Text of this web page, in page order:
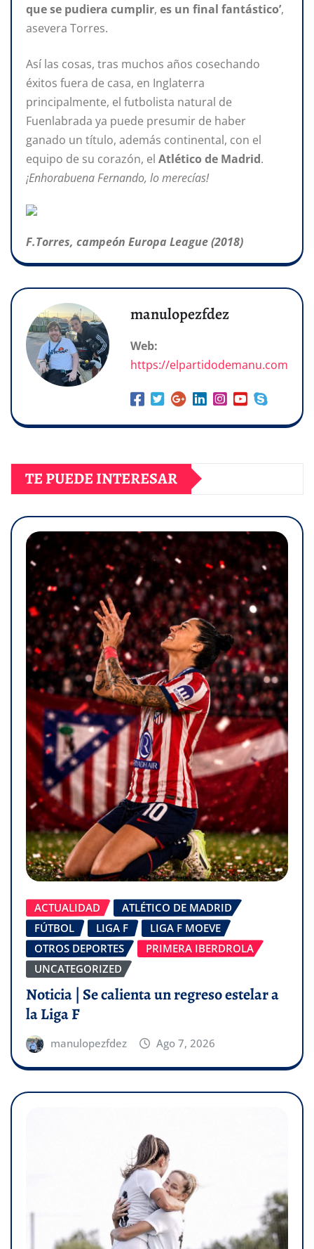
que se pudiera cumplir, es un final fantástico’,
asevera Torres.
Así las cosas, tras muchos años cosechando
éxitos fuera de casa, en Inglaterra
principalmente, el futbolista natural de
Fuenlabrada ya puede presumir de haber
ganado un título, además continental, con el
equipo de su corazón, el Atlético de Madrid.
¡Enhorabuena Fernando, lo merecías!
F.Torres, campeón Europa League (2018)
manulopezfdez
Web:
https://elpartidodemanu.com
TE PUEDE INTERESAR
ACTUALIDAD
ATLÉTICO DE MADRID
FÚTBOL
LIGA F
LIGA F MOEVE
OTROS DEPORTES
PRIMERA IBERDROLA
UNCATEGORIZED
Noticia | Se calienta un regreso estelar a
la Liga F
manulopezfdez Ago 7, 2026